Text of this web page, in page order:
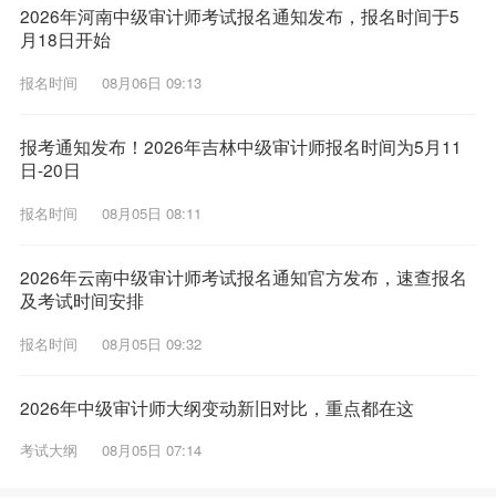
2026年河南中级审计师考试报名通知发布，报名时间于5
月18日开始
报名时间 08月06日 09:13
报考通知发布！2026年吉林中级审计师报名时间为5月11
日-20日
报名时间 08月05日 08:11
2026年云南中级审计师考试报名通知官方发布，速查报名
及考试时间安排
报名时间 08月05日 09:32
2026年中级审计师大纲变动新旧对比，重点都在这
考试大纲 08月05日 07:14